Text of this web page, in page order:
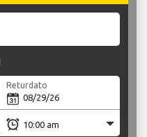
Returdato